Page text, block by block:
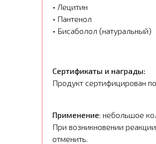
• Лецитин
• Пантенол
• Бисаболол (натуральный)
Сертификаты и награды:
Продукт сертифицирован
Применение: небольшое
При возникновении
отменить.